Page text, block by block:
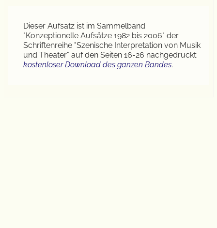
Dieser Aufsatz ist im Sammelband
"Konzeptionelle Aufsätze 1982 bis 2006" der
Schriftenreihe "Szenische Interpretation von Musik
und Theater" auf den Seiten 16-26 nachgedruckt:
kostenloser Download des ganzen Bandes.